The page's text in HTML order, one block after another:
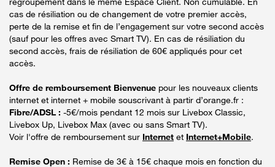
cas de résiliation ou de changement de votre premier accès,
perte de la remise et fin de l’engagement sur votre second accès
(sauf pour les offres avec Smart TV). En cas de résiliation du
second accès, frais de résiliation de 60€ appliqués pour cet
accès.
Offre de remboursement Bienvenue pour les nouveaux clients
internet et internet + mobile souscrivant à partir d’orange.fr :
Fibre/ADSL : -5€/mois pendant 12 mois sur Livebox Classic,
Livebox Up, Livebox Max (avec ou sans Smart TV).
Voir l'offre de remboursement sur Internet et Internet+Mobile.
Remise Open : Remise de 3€ à 15€ chaque mois en fonction du